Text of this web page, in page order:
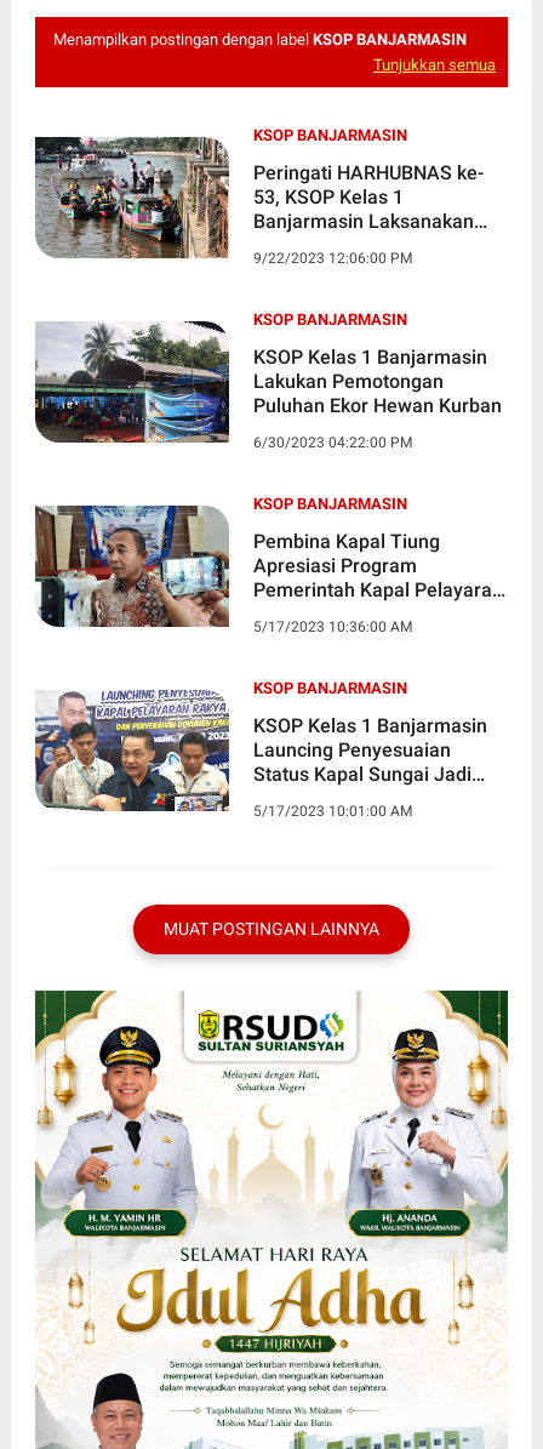
Menampilkan postingan dengan label KSOP BANJARMASIN
Tunjukkan semua
KSOP BANJARMASIN
Peringati HARHUBNAS ke-
53, KSOP Kelas 1
Banjarmasin Laksanakan
9/22/2023 12:06:00 PM
KSOP BANJARMASIN
KSOP Kelas 1 Banjarmasin
Lakukan Pemotongan
Puluhan Ekor Hewan Kurban
6/30/2023 04:22:00 PM
KSOP BANJARMASIN
Pembina Kapal Tiung
Apresiasi Program
Pemerintah Kapal Pelayaran
Indonesia
5/17/2023 10:36:00 AM
KSOP BANJARMASIN
KSOP Kelas 1 Banjarmasin
Launcing Penyesuaian
Status Kapal Sungai Jadi
5/17/2023 10:01:00 AM
MUAT POSTINGAN LAINNYA